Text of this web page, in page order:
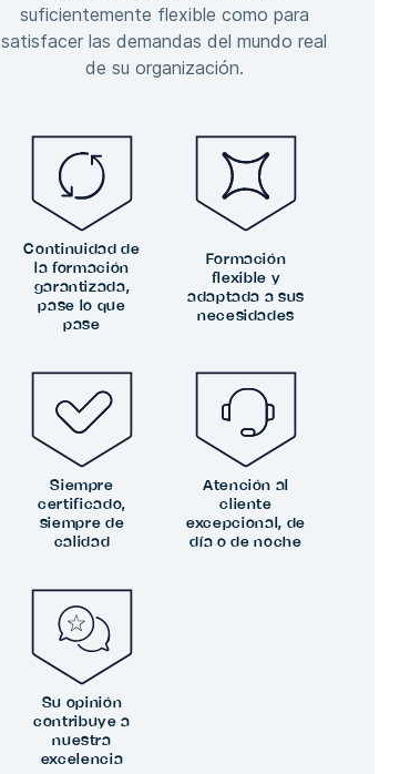
suficientemente flexible como para
satisfacer las demandas del mundo real
de su organización.
Continuidad de
la formación
garantizada,
pase lo que
pase
Formación
flexible y
adaptada a sus
necesidades
Siempre
certificado,
siempre de
calidad
Atención al
cliente
excepcional, de
día o de noche
Su opinión
contribuye a
nuestra
excelencia